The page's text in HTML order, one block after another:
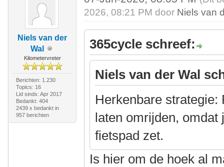
Niels van der
Wal
Kilometervreter
Berichten: 1.230
Topics: 16
Lid sinds: Apr 2017
Bedankt: 404
2439 x bedankt in
957 berichten
2026, 08:21 PM door Niels van
365cycle schreef:
Niels van der Wal
Herkenbare
laten omrijden, omdat
fietspad zet.
Is hier om de hoek al